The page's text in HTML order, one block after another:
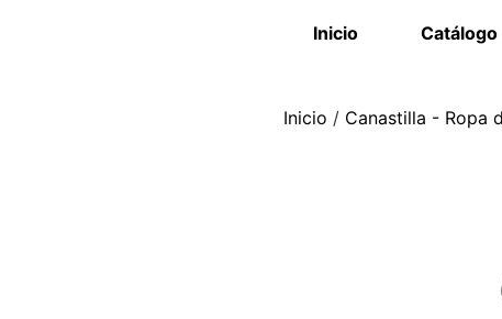
Inicio Catálogo
Inicio / Canastilla - Ropa